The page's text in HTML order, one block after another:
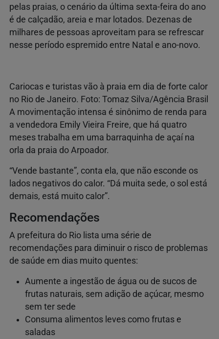
pelas praias, o cenário da última sexta-feira do ano
é de calçadão, areia e mar lotados. Dezenas de
milhares de pessoas aproveitam para se refrescar
nesse período espremido entre Natal e ano-novo.
Cariocas e turistas vão à praia em dia de forte calor
no Rio de Janeiro. Foto: Tomaz Silva/Agência Brasil
A movimentação intensa é sinônimo de renda para
a vendedora Emily Vieira Freire, que há quatro
meses trabalha em uma barraquinha de açaí na
orla da praia do Arpoador.
“Vende bastante”, conta ela, que não esconde os
lados negativos do calor. “Dá muita sede, o sol está
demais, está muito calor”.
Recomendações
A prefeitura do Rio lista uma série de
recomendações para diminuir o risco de problemas
de saúde em dias muito quentes:
Aumente a ingestão de água ou de sucos de
frutas naturais, sem adição de açúcar, mesmo
sem ter sede
Consuma alimentos leves como frutas e
saladas